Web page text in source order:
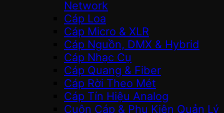
Network
Cáp Loa
Cáp Micro & XLR
Cáp Nguồn, DMX & Hybrid
Cáp Nhạc Cụ
Cáp Quang & Fiber
Cáp Rời Theo Mét
Cáp Tín Hiệu Analog
Cuộn Cáp & Phụ Kiện Quản Lý